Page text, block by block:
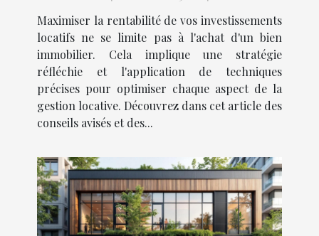
Maximiser la rentabilité de vos investissements
locatifs ne se limite pas à l'achat d'un bien
immobilier. Cela implique une stratégie
réfléchie et l'application de techniques
précises pour optimiser chaque aspect de la
gestion locative. Découvrez dans cet article des
conseils avisés et des...